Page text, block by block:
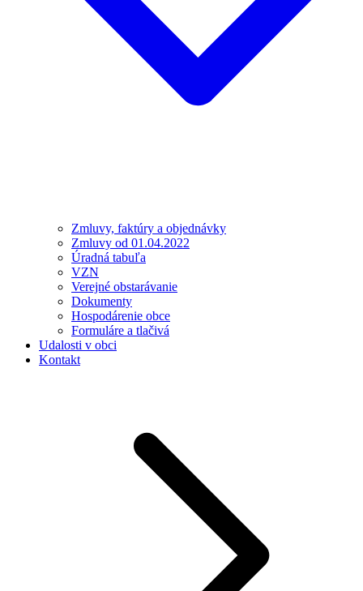
Zmluvy, faktúry a objednávky
Zmluvy od 01.04.2022
Úradná tabuľa
VZN
Verejné obstarávanie
Dokumenty
Hospodárenie obce
Formuláre a tlačivá
Udalosti v obci
Kontakt